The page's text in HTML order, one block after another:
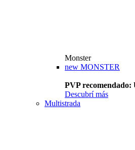
Monster
new MONSTER
PVP recomendado:
Descubrí más
Multistrada